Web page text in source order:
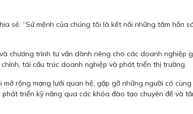
sẻ: “Sứ mệnh của chúng tôi là kết nối những tâm hồn
chương trình tư vấn dành riêng cho các doanh nghiệp
tái cấu trúc doanh nghiệp và phát triển thị trường.
rộng mạng lưới quan hệ, gặp gỡ những người có
triển kỹ năng qua các khóa đào tạo chuyên đề và